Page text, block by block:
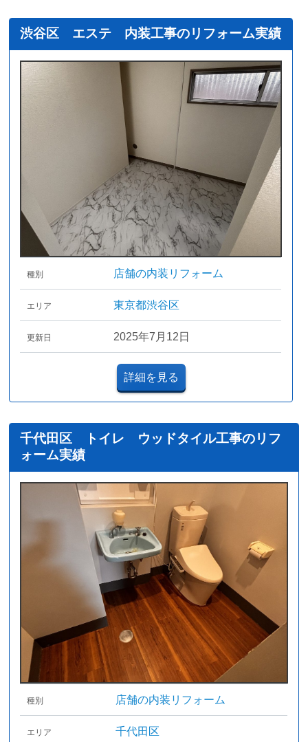
渋谷区 エステ 内装工事のリフォーム実績
種別 店舗の内装リフォーム
エリア 東京都渋谷区
更新日 2025年7月12日
詳細を見る
千代田区 トイレ ウッドタイル工事のリフ
ォーム実績
種別 店舗の内装リフォーム
エリア 千代田区